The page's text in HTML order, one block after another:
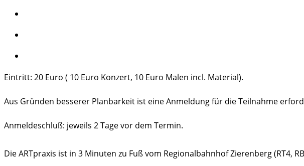
Eintritt: 20 Euro ( 10 Euro Konzert, 10 Euro Malen incl. Material).
Aus Gründen besserer Planbarkeit ist eine Anmeldung für die Teilnahme
Anmeldeschluß: jeweils 2 Tage vor dem Termin.
Die ARTpraxis ist in 3 Minuten zu Fuß vom Regionalbahnhof Zierenberg (RT4,